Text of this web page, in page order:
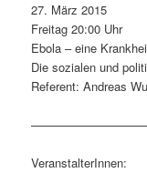
27. März 2015
Freitag 20:00 Uhr
Ebola – eine
Die sozialen und
Referent: Andreas
VeranstalterInnen: